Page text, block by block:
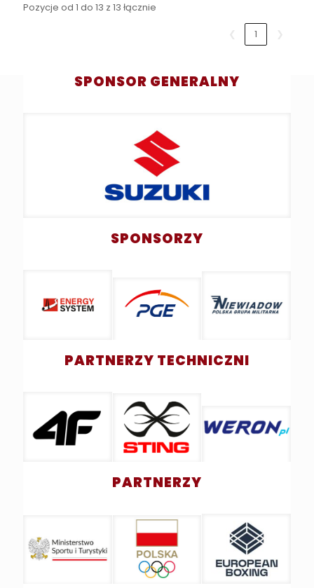
Pozycje od 1 do 13 z 13 łącznie
1
SPONSOR GENERALNY
SPONSORZY
PARTNERZY TECHNICZNI
PARTNERZY